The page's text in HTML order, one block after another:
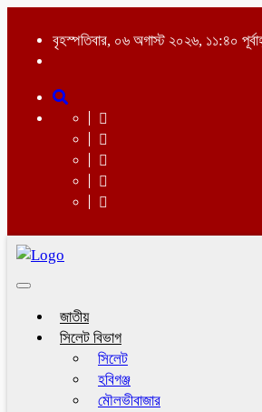
বৃহস্পতিবার, ০৬ অগাস্ট ২০২৬, ১১:৪০
Toggle
জাতীয়
সিলেট বিভাগ
সিলেট
হবিগঞ্জ
মৌলভীবাজার